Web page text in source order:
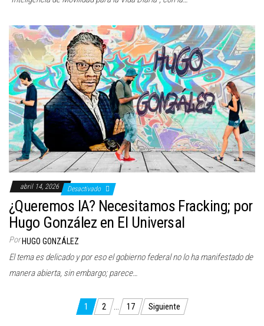
abril 14, 2026 Desactivado
¿Queremos IA? Necesitamos Fracking; por
Hugo González en El Universal
Por HUGO GONZÁLEZ
El tema es delicado y por eso el gobierno federal no lo ha manifestado de
manera abierta, sin embargo; parece…
Paginación1 2 … 17 Siguiente